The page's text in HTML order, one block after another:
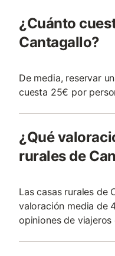
¿Cuánto
Cantagallo?
De media, reservar
cuesta 25€ por
¿Qué
rurales de
Las casas rurales de
valoración media de
opiniones de viajeros